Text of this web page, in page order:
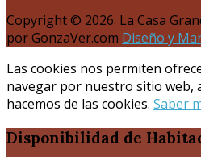
Copyright © 2026. La Casa
por GonzaVer.com Diseño y
Las cookies nos permiten
navegar por nuestro sitio web,
hacemos de las cookies. Saber
Disponibilidad de